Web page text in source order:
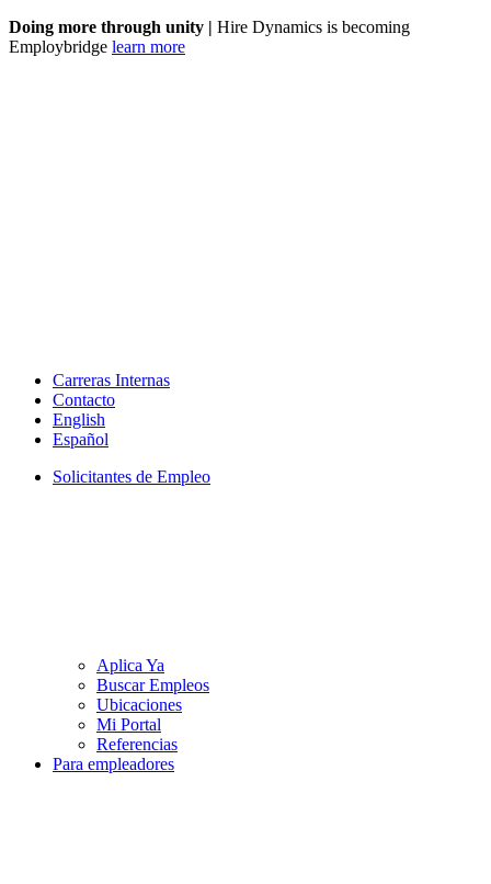
Doing more through unity | Hire Dynamics is becoming
Employbridge learn more
Carreras Internas
Contacto
English
Español
Solicitantes de Empleo
Aplica Ya
Buscar Empleos
Ubicaciones
Mi Portal
Referencias
Para empleadores